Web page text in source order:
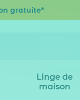
gratuite*
Linge de
maison